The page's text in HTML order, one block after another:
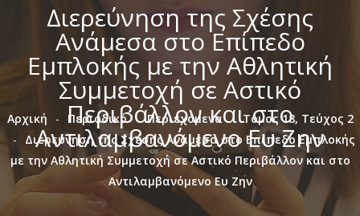
Διερεύνηση της Σχέσης
Ανάμεσα στο Επίπεδο
Εμπλοκής με την Αθλητική
Συμμετοχή σε Αστικό
Περιβάλλον και στο
Αντιλαμβανόμενο Ευ Ζην
Αρχική Περιοδικό Περιεχόμενα
Τόμος 18, Τεύχος 2
Διερεύνηση της Σχέσης Ανάμεσα στο Επίπεδο Εμπλοκής
με την Αθλητική Συμμετοχή σε Αστικό Περιβάλλον και στο
Αντιλαμβανόμενο Ευ Ζην